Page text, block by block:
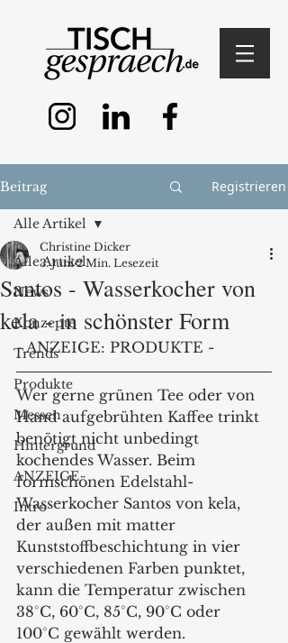
Beitrag Registrieren
Alle Artikel
News
Konzepte
Trends
Produkte
Messen
Hintergrund
ANZEIGE
Intro
Alle Artikel
Santos - Wasserkocher von
kela - in schönster Form
Christine Dicker
3. Juni 2 Min. Lesezeit
- ANZEIGE: PRODUKTE -
Wer gerne grünen Tee oder von
Hand aufgebrühten Kaffee trinkt
benötigt nicht unbedingt
kochendes Wasser. Beim
formschönen Edelstahl-
Wasserkocher Santos von kela,
der außen mit matter
Kunststoffbeschichtung in vier
verschiedenen Farben punktet,
kann die Temperatur zwischen
38°C, 60°C, 85°C, 90°C oder
100°C gewählt werden.